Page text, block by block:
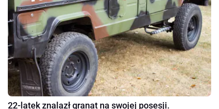
22-latek znalazł granat na swojej posesji.